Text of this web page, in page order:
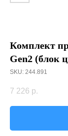
Комплект
Gen2 (блок
SKU: 244.891
7 226 р.